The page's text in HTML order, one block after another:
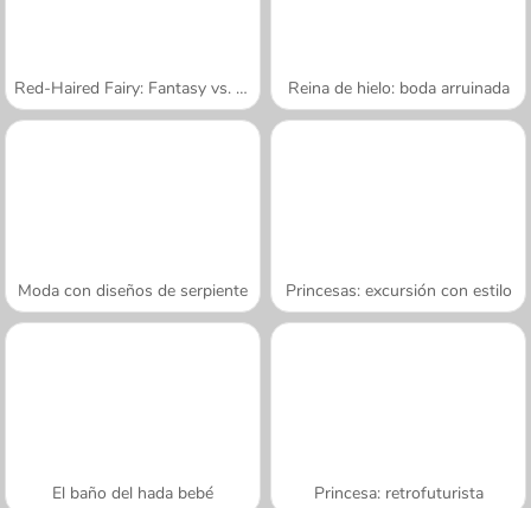
Red-Haired Fairy: Fantasy vs. Reality Reina de hielo: boda arruinada
Moda con diseños de serpiente Princesas: excursión con estilo
El baño del hada bebé Princesa: retrofuturista